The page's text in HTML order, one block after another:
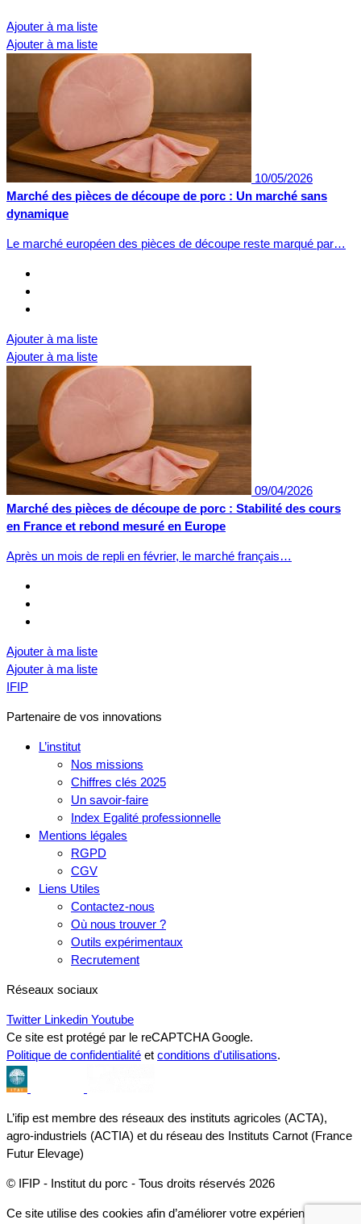
Ajouter à ma liste
Ajouter à ma liste
10/05/2026
Marché des pièces de découpe de porc : Un marché sans
dynamique
Le marché européen des pièces de découpe reste marqué par…
Ajouter à ma liste
Ajouter à ma liste
09/04/2026
Marché des pièces de découpe de porc : Stabilité des cours
en France et rebond mesuré en Europe
Après un mois de repli en février, le marché français…
Ajouter à ma liste
Ajouter à ma liste
IFIP
Partenaire de vos innovations
L’institut
Nos missions
Chiffres clés 2025
Un savoir-faire
Index Egalité professionnelle
Mentions légales
RGPD
CGV
Liens Utiles
Contactez-nous
Où nous trouver ?
Outils expérimentaux
Recrutement
Réseaux sociaux
Twitter Linkedin Youtube
Ce site est protégé par le reCAPTCHA Google.
Politique de confidentialité et conditions d'utilisations.
L’ifip est membre des réseaux des instituts agricoles (ACTA),
agro-industriels (ACTIA) et du réseau des Instituts Carnot (France
Futur Elevage)
© IFIP - Institut du porc - Tous droits réservés 2026
Ce site utilise des cookies afin d’améliorer votre expérience